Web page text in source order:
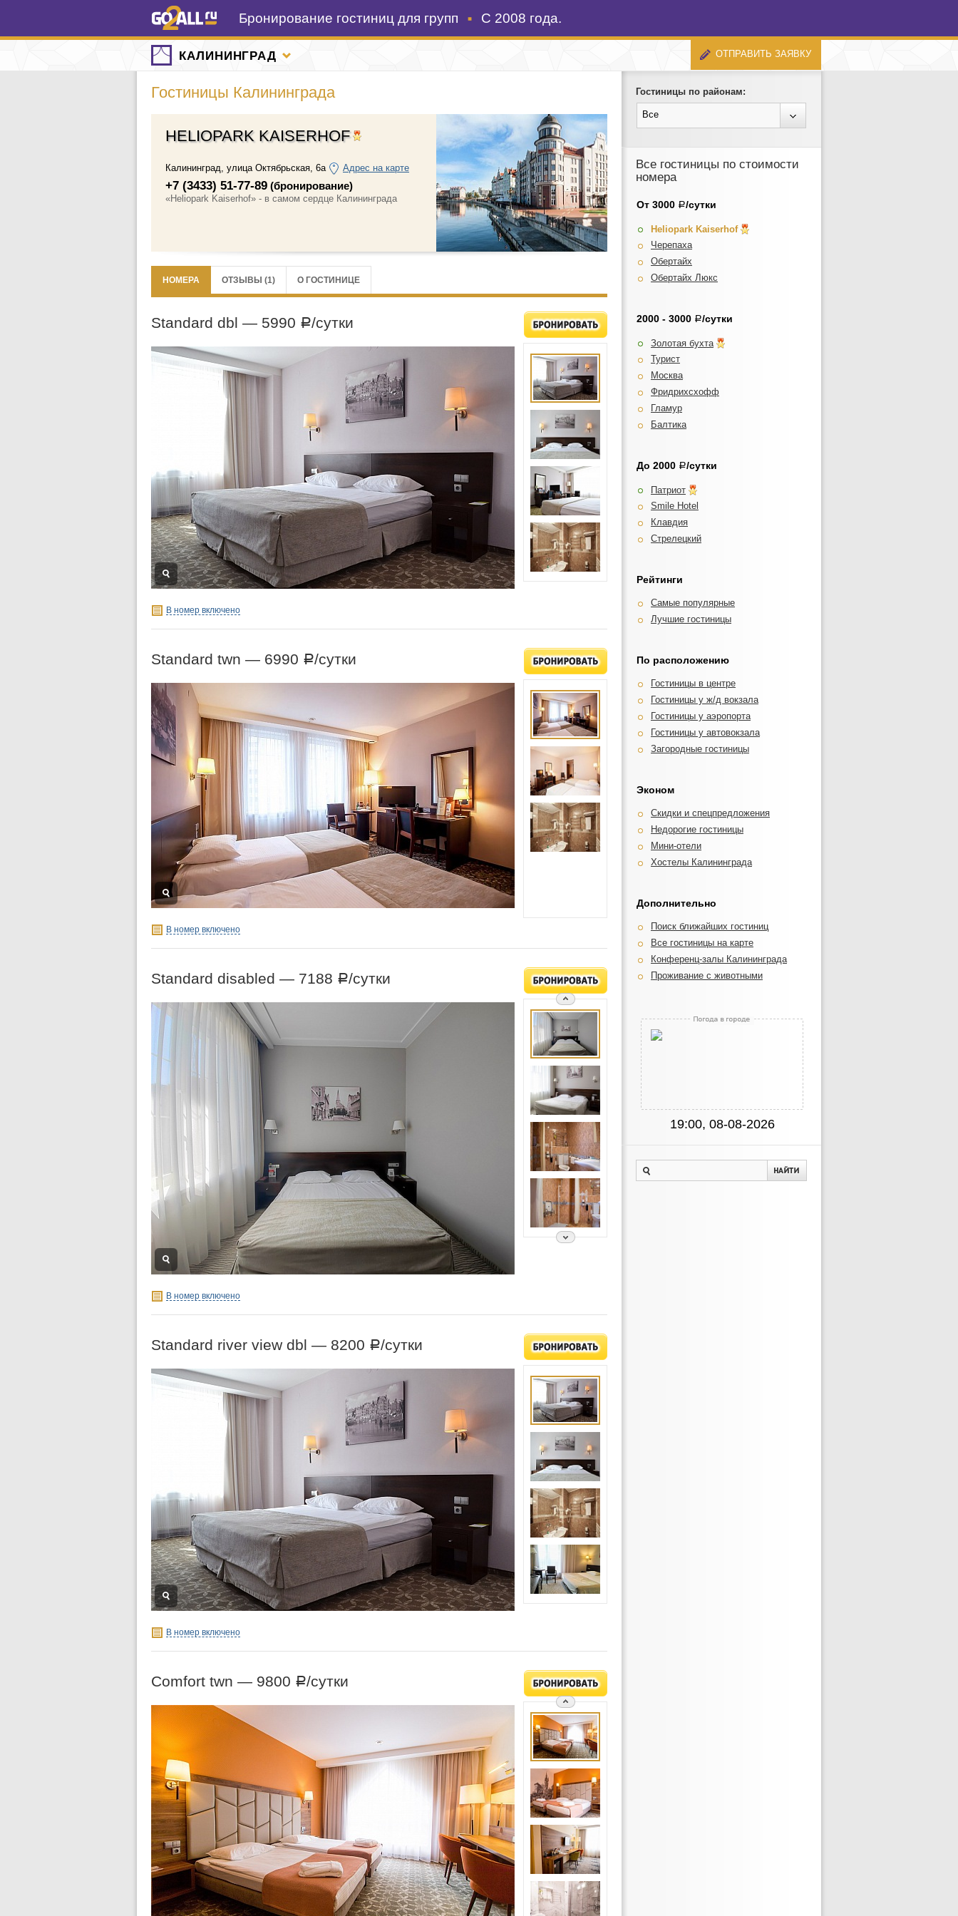
Бронирование гостиниц для групп С 2008 года.
КАЛИНИНГРАД ОТПРАВИТЬ ЗАЯВКУ
Гостиницы Калининграда
HELIOPARK KAISERHOF
Калининград, улица Октябрьская, 6а Адрес на карте
+7 (3433) 51-77-89 (бронирование)
«Heliopark Kaiserhof» - в самом сердце Калининграда
НОМЕРА ОТЗЫВЫ (1) О ГОСТИНИЦЕ
Standard dbl — 5990 Р/сутки
В номер включено
Standard twn — 6990 Р/сутки
В номер включено
Standard disabled — 7188 Р/сутки
В номер включено
Standard river view dbl — 8200 Р/сутки
В номер включено
Comfort twn — 9800 Р/сутки
Гостиницы по районам:
Все
Все гостиницы по стоимости
номера
От 3000 Р/сутки
Heliopark Kaiserhof
Черепаха
Обертайх
Обертайх Люкс
2000 - 3000 Р/сутки
Золотая бухта
Турист
Москва
Фридрихсхофф
Гламур
Балтика
До 2000 Р/сутки
Патриот
Smile Hotel
Клавдия
Стрелецкий
Рейтинги
Самые популярные
Лучшие гостиницы
По расположению
Гостиницы в центре
Гостиницы у ж/д вокзала
Гостиницы у аэропорта
Гостиницы у автовокзала
Загородные гостиницы
Эконом
Скидки и спецпредложения
Недорогие гостиницы
Мини-отели
Хостелы Калининграда
Дополнительно
Поиск ближайших гостиниц
Все гостиницы на карте
Конференц-залы Калининграда
Проживание с животными
19:00, 08-08-2026